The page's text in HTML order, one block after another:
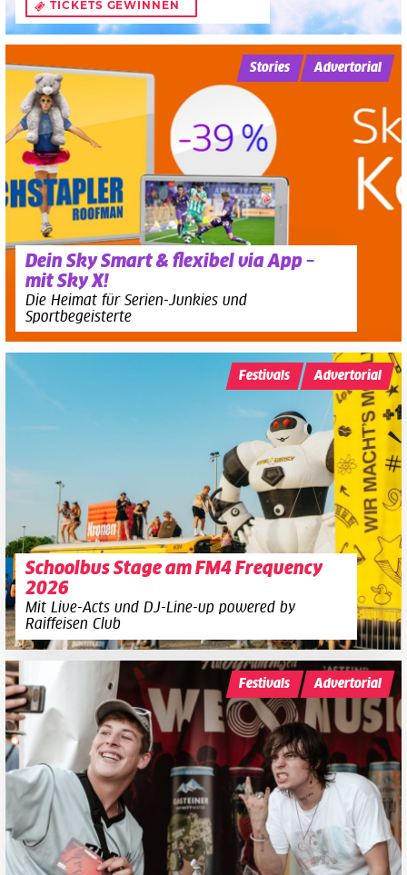
TICKETS GEWINNEN
Dein Sky Smart & flexibel via App –
mit Sky X!
Die Heimat für Serien-Junkies und
Sportbegeisterte
Stories Advertorial
Schoolbus Stage am FM4 Frequency
2026
Mit Live-Acts und DJ-Line-up powered by
Raiffeisen Club
Festivals Advertorial
Festivals Advertorial